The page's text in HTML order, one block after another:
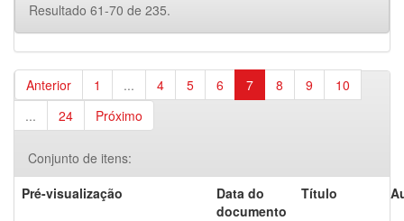
Resultado 61-70 de 235.
Anterior 1 ... 4 5 6 7 8 9
10
...
24 Próximo
Conjunto de itens:
Pré-visualização
Data do
documento
Título